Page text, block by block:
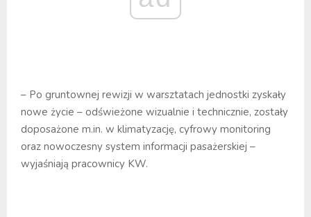
– Po gruntownej rewizji w warsztatach jednostki zyskały
nowe życie – odświeżone wizualnie i technicznie, zostały
doposażone m.in. w klimatyzację, cyfrowy monitoring
oraz nowoczesny system informacji pasażerskiej –
wyjaśniają pracownicy KW.